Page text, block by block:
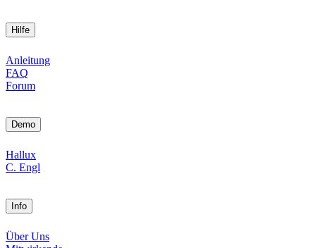
Hilfe
Anleitung
FAQ
Forum
Demo
Hallux
C. Engl
Info
Über Uns